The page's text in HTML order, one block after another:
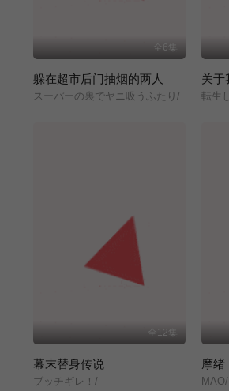
全6集
躲在超市后门抽烟的两人
スーパーの裏でヤニ吸うふたり/
全12集
幕末替身传说
ブッチギレ！/
摩绪
MAO/